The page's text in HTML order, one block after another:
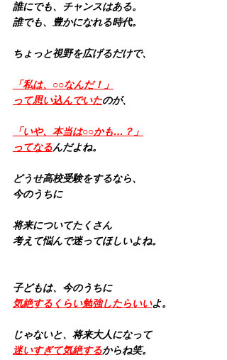
誰にでも、チャンスはある。
誰でも、豊かになれる時代。
ちょっと視野を広げるだけで、
「私は、○○なんだ！」
って思い込んでいたのが、
「いや、本当は○○かも…？」
ってなるんだよね。
どうせ高校受験をするなら、
今のうちに
将来についてたくさん
考えて悩んで迷ってほしいよね。
子どもは、今のうちに
気絶するくらい勉強したらいいよ。
じゃないと、将来大人になって
迷いすぎて気絶するからね笑。